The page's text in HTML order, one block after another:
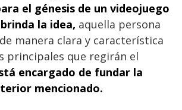
el génesis de un videojuego
la idea, aquella persona
manera clara y característica
principales que regirán el
encargado de fundar la
mencionado.